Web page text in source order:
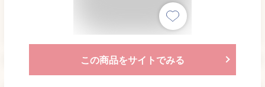
この商品をサイトでみる